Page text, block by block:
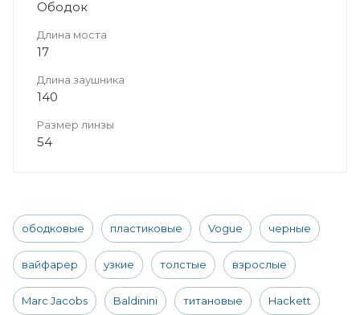
Ободок
Длина моста
17
Длина заушника
140
Размер линзы
54
ободковые пластиковые Vogue черные
вайфарер узкие толстые взрослые
Marc Jacobs Baldinini титановые Hackett